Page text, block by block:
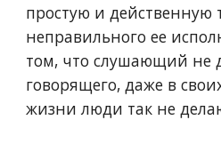
простую и действенную
неправильного ее
том, что слушающий не
говорящего, даже в
жизни люди так не